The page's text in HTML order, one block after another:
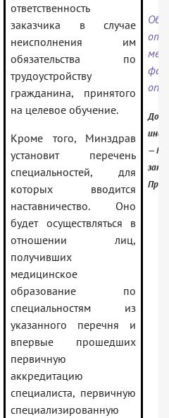
ответственность
заказчика в случае
неисполнения им
обязательства по
трудоустройству
гражданина, принятого
на целевое обучение.
Кроме того, Минздрав
установит перечень
специальностей, для
которых вводится
наставничество. Оно
будет осуществляться в
отношении лиц,
получивших
медицинское
образование по
специальностям из
указанного перечня и
впервые прошедших
первичную
аккредитацию
специалиста, первичную
специализированную
—